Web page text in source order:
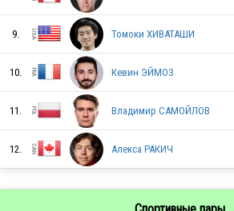
USA
9. Томоки ХИВАТАШИ
10. Кевин ЭЙМОЗ
11. Владимир САМОЙЛОВ
12. Алекса РАКИЧ